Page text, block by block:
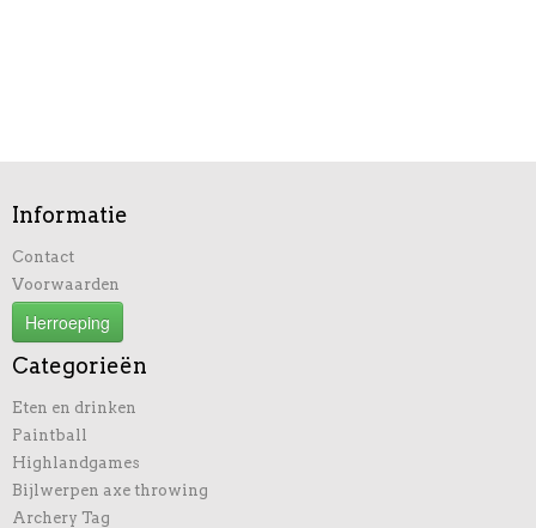
Informatie
Contact
Voorwaarden
Herroeping
Categorieën
Eten en drinken
Paintball
Highlandgames
Bijlwerpen axe throwing
Archery Tag